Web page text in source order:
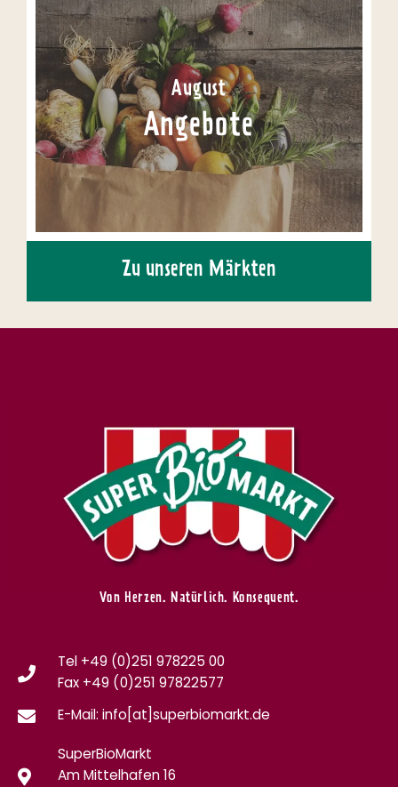
August
Angebote
Zu unseren Märkten
Von Herzen. Natürlich. Konsequent.
Tel +49 (0)251 978225 00
Fax +49 (0)251 97822577
E-Mail: info[at]superbiomarkt.de
SuperBioMarkt
Am Mittelhafen 16